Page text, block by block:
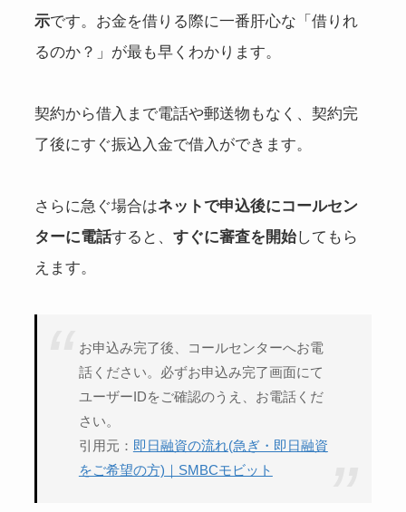
示です。お金を借りる際に一番肝心な「借りれ
るのか？」が最も早くわかります。
契約から借入まで電話や郵送物もなく、契約完
了後にすぐ振込入金で借入ができます。
さらに急ぐ場合はネットで申込後にコールセン
ターに電話すると、 すぐに審査を開始してもら
えます。
お申込み完了後、コールセンターへお電
話ください。必ずお申込み完了画面にて
ユーザーIDをご確認のうえ、お電話くだ
さい。
引用元： 即日融資の流れ(急ぎ・即日融資
をご希望の方)｜SMBCモビット